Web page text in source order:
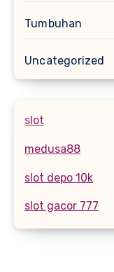
Tumbuhan
Uncategorized
slot
medusa88
slot depo 10k
slot gacor 777